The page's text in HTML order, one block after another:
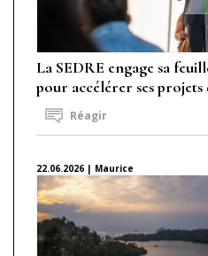
La SEDRE engage sa
pour accélérer ses projets
Réagir
22.06.2026 | Maurice